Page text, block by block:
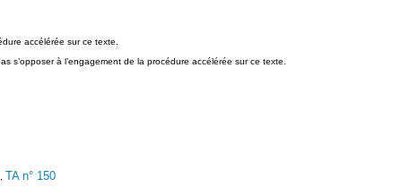
accélérée sur ce texte.
s’opposer à l’engagement de la procédure accélérée sur ce texte.
TA n° 150